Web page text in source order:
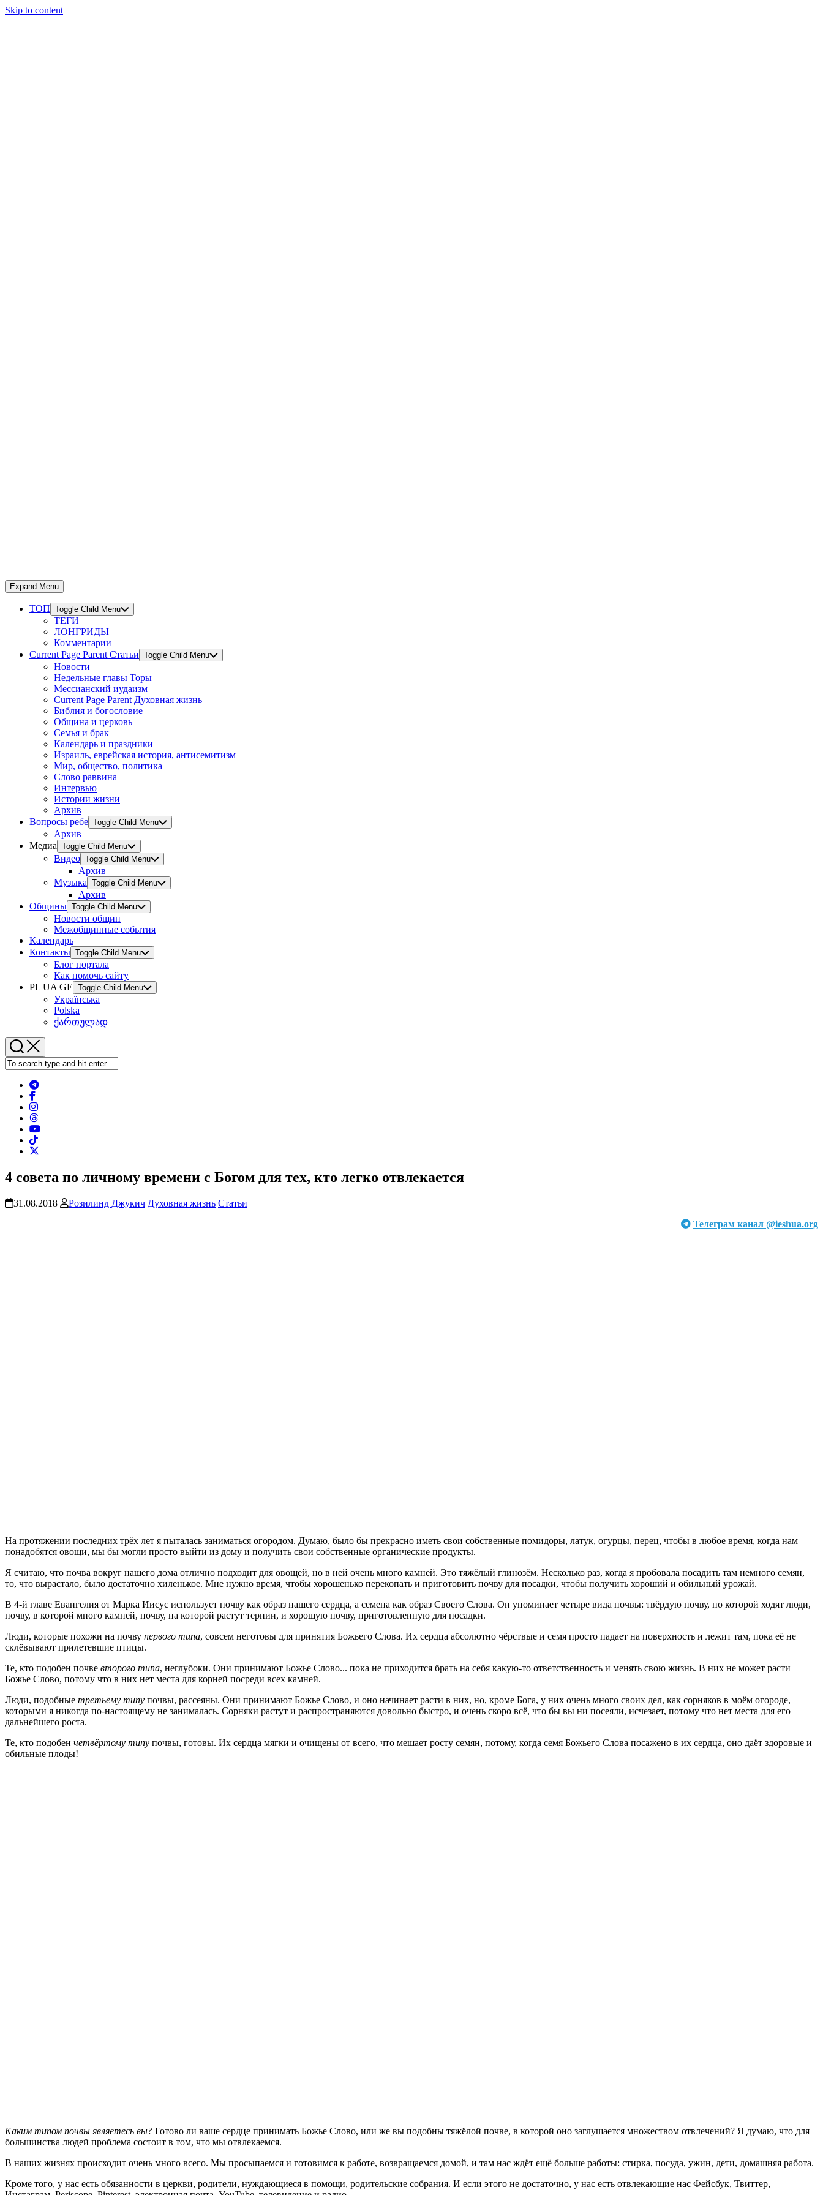
Skip to content
Expand Menu
ТОП Toggle Child Menu
ТЕГИ
ЛОНГРИДЫ
Комментарии
Current Page Parent Статьи Toggle Child Menu
Новости
Недельные главы Торы
Мессианский иудаизм
Current Page Parent Духовная жизнь
Библия и богословие
Община и церковь
Семья и брак
Календарь и праздники
Израиль, еврейская история, антисемитизм
Мир, общество, политика
Слово раввина
Интервью
Истории жизни
Архив
Вопросы ребе Toggle Child Menu
Архив
Медиа Toggle Child Menu
Видео Toggle Child Menu
Архив
Музыка Toggle Child Menu
Архив
Общины Toggle Child Menu
Новости общин
Межобщинные события
Календарь
Контакты Toggle Child Menu
Блог портала
Как помочь сайту
PL UA GE Toggle Child Menu
Українська
Polska
ქართულად
4 совета по личному времени с Богом для тех, кто легко отвлекается
31.08.2018 Розилинд Джукич Духовная жизнь Статьи
Телеграм канал @ieshua.org
На протяжении последних трёх лет я пыталась заниматься огородом. Думаю, было бы прекрасно иметь свои собственные помидоры, латук, огурцы, перец, чтобы в любое время, когда нам
понадобятся овощи, мы бы могли просто выйти из дому и получить свои собственные органические продукты.
Я считаю, что почва вокруг нашего дома отлично подходит для овощей, но в ней очень много камней. Это тяжёлый глинозём. Несколько раз, когда я пробовала посадить там немного семян,
то, что вырастало, было достаточно хиленькое. Мне нужно время, чтобы хорошенько перекопать и приготовить почву для посадки, чтобы получить хороший и обильный урожай.
В 4-й главе Евангелия от Марка Иисус использует почву как образ нашего сердца, а семена как образ Своего Слова. Он упоминает четыре вида почвы: твёрдую почву, по которой ходят люди,
почву, в которой много камней, почву, на которой растут тернии, и хорошую почву, приготовленную для посадки.
Люди, которые похожи на почву первого типа, совсем неготовы для принятия Божьего Слова. Их сердца абсолютно чёрствые и семя просто падает на поверхность и лежит там, пока её не
склёвывают прилетевшие птицы.
Те, кто подобен почве второго типа, неглубоки. Они принимают Божье Слово... пока не приходится брать на себя какую-то ответственность и менять свою жизнь. В них не может расти
Божье Слово, потому что в них нет места для корней посреди всех камней.
Люди, подобные третьему типу почвы, рассеяны. Они принимают Божье Слово, и оно начинает расти в них, но, кроме Бога, у них очень много своих дел, как сорняков в моём огороде,
которыми я никогда по-настоящему не занималась. Сорняки растут и распространяются довольно быстро, и очень скоро всё, что бы вы ни посеяли, исчезает, потому что нет места для его
дальнейшего роста.
Те, кто подобен четвёртому типу почвы, готовы. Их сердца мягки и очищены от всего, что мешает росту семян, потому, когда семя Божьего Слова посажено в их сердца, оно даёт здоровые и
обильные плоды!
Каким типом почвы являетесь вы? Готово ли ваше сердце принимать Божье Слово, или же вы подобны тяжёлой почве, в которой оно заглушается множеством отвлечений? Я думаю, что для
большинства людей проблема состоит в том, что мы отвлекаемся.
В наших жизнях происходит очень много всего. Мы просыпаемся и готовимся к работе, возвращаемся домой, и там нас ждёт ещё больше работы: стирка, посуда, ужин, дети, домашняя работа.
Кроме того, у нас есть обязанности в церкви, родители, нуждающиеся в помощи, родительские собрания. И если этого не достаточно, у нас есть отвлекающие нас Фейсбук, Твиттер,